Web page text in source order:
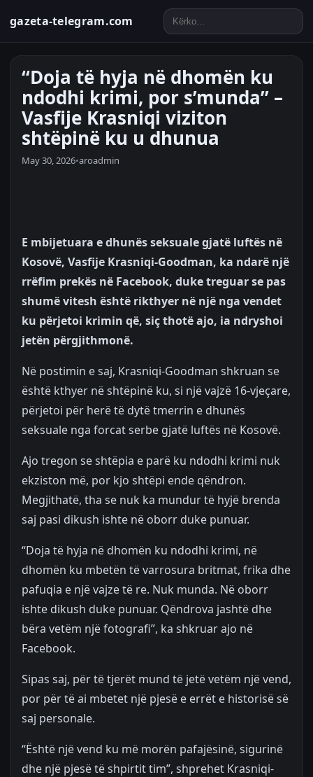
gazeta-telegram.com
“Doja të hyja në dhomën ku
ndodhi krimi, por s’munda” –
Vasfije Krasniqi viziton
shtëpinë ku u dhunua
May 30, 2026•aroadmin
E mbijetuara e dhunës seksuale gjatë luftës në
Kosovë, Vasfije Krasniqi-Goodman, ka ndarë një
rrëfim prekës në Facebook, duke treguar se pas
shumë vitesh është rikthyer në një nga vendet
ku përjetoi krimin që, siç thotë ajo, ia ndryshoi
jetën përgjithmonë.
Në postimin e saj, Krasniqi-Goodman shkruan se
është kthyer në shtëpinë ku, si një vajzë 16-vjeçare,
përjetoi për herë të dytë tmerrin e dhunës
seksuale nga forcat serbe gjatë luftës në Kosovë.
Ajo tregon se shtëpia e parë ku ndodhi krimi nuk
ekziston më, por kjo shtëpi ende qëndron.
Megjithatë, tha se nuk ka mundur të hyjë brenda
saj pasi dikush ishte në oborr duke punuar.
“Doja të hyja në dhomën ku ndodhi krimi, në
dhomën ku mbetën të varrosura britmat, frika dhe
pafuqia e një vajze të re. Nuk munda. Në oborr
ishte dikush duke punuar. Qëndrova jashtë dhe
bëra vetëm një fotografi”, ka shkruar ajo në
Facebook.
Sipas saj, për të tjerët mund të jetë vetëm një vend,
por për të ai mbetet një pjesë e errët e historisë së
saj personale.
“Është një vend ku më morën pafajësinë, sigurinë
dhe një pjesë të shpirtit tim”, shprehet Krasniqi-